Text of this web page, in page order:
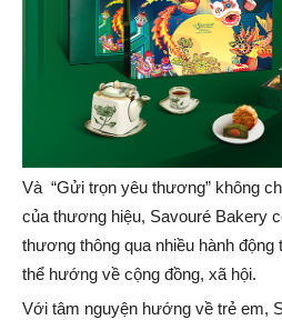
Và “Gửi trọn yêu thương” không
của thương hiệu, Savouré Bakery
thương thông qua nhiều hành động
thể hướng về cộng đồng, xã hội.
Với tâm nguyện hướng về trẻ em,